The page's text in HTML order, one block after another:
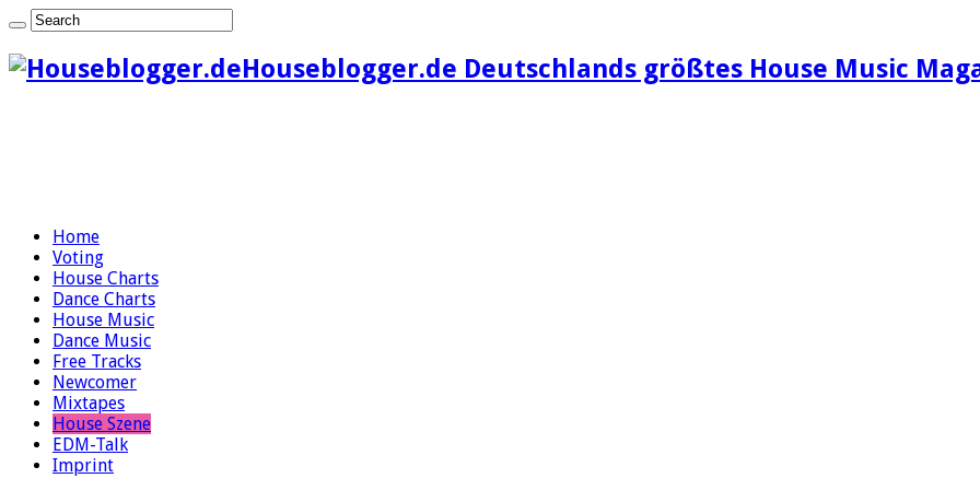
Houseblogger.de Deutschlands größtes House Music
Home
Voting
House Charts
Dance Charts
House Music
Dance Music
Free Tracks
Newcomer
Mixtapes
House Szene
EDM-Talk
Imprint